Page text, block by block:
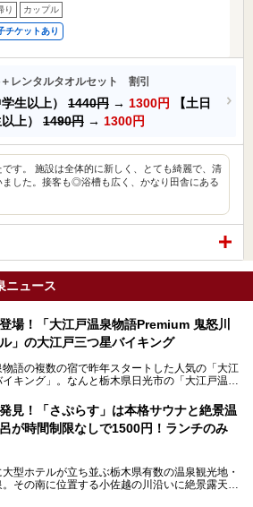
り カップル
チケットあり
レンタルタオルセット 割引
生以上） 1440円 → 1300円
【土日
上） 1490円 → 1300円
です。 施設は全体的に新しく、とても綺麗で、清
ました。接客も◎浴槽も広く、かなり田舎にある
ニュース
場！「大江戸温泉物語Premium 鬼怒川
」の大江戸三つ星バイキング
語の複数の宿で昨年スタートした人気の「大江
イキング」。なんと栃木県日光市の「大江戸温泉
から1泊で行きやすい鬼怒川温泉の渓流沿いに
、バイキングの他にも天然温泉の大浴場とサウ
フローサービスのラウンジなど館内で楽しめるス
くさんあり、3世代旅行やグループ旅行にもぴっ
戸温泉物語Premium 鬼怒川観光ホテル」の魅
見！「さぷらす」は本格サウナと絶景温
が時間制限なしで1500円！ランチのみ
型ホテルが立ち並ぶ栃木県有数の温泉観光地・
。その南に位置する小佐越の川沿いに絶景露天風